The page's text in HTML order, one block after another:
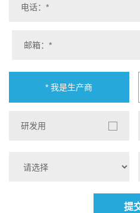
* 我是生产商
研发用
提